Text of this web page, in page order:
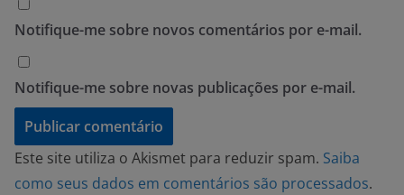
Notifique-me sobre novos comentários por e-mail.
Notifique-me sobre novas publicações por e-mail.
Este site utiliza o Akismet para reduzir spam. Saiba
como seus dados em comentários são processados.